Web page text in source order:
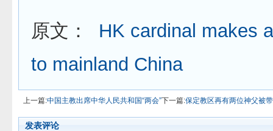
原文： HK cardinal makes
to mainland China
上一篇:中国主教出席中华人民共和国“两会”下一篇:保定教区再有两位神父被
发表评论